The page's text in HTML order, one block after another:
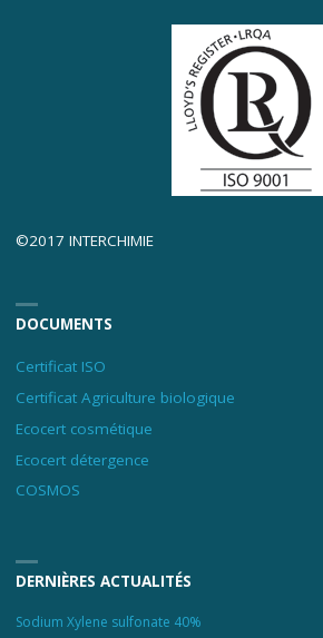
©2017 INTERCHIMIE
DOCUMENTS
Certificat ISO
Certificat Agriculture biologique
Ecocert cosmétique
Ecocert détergence
COSMOS
DERNIÈRES ACTUALITÉS
Sodium Xylene sulfonate 40%